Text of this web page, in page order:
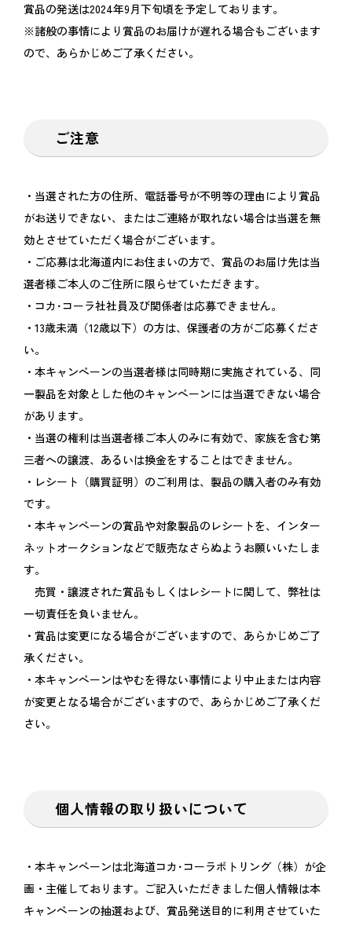
賞品の発送は2024年9月下旬頃を予定しております。
※諸般の事情により賞品のお届けが遅れる場合もございます
ので、あらかじめご了承ください。
ご注意
・当選された方の住所、電話番号が不明等の理由により賞品
がお送りできない、またはご連絡が取れない場合は当選を無
効とさせていただく場合がございます。
・ご応募は北海道内にお住まいの方で、賞品のお届け先は当
選者様ご本人のご住所に限らせていただきます。
・コカ･コーラ社社員及び関係者は応募できません。
・13歳未満（12歳以下）の方は、保護者の方がご応募くださ
い。
・本キャンペーンの当選者様は同時期に実施されている、同
一製品を対象とした他のキャンペーンには当選できない場合
があります。
・当選の権利は当選者様ご本人のみに有効で、家族を含む第
三者への譲渡、あるいは換金をすることはできません。
・レシート（購買証明）のご利用は、製品の購入者のみ有効
です。
・本キャンペーンの賞品や対象製品のレシートを、インター
ネットオークションなどで販売なさらぬようお願いいたしま
す。
売買・譲渡された賞品もしくはレシートに関して、弊社は
一切責任を負いません。
・賞品は変更になる場合がございますので、あらかじめご了
承ください。
・本キャンペーンはやむを得ない事情により中止または内容
が変更となる場合がございますので、あらかじめご了承くだ
さい。
個人情報の取り扱いについて
・本キャンペーンは北海道コカ･コーラボトリング（株）が企
画・主催しております。ご記入いただきました個人情報は本
キャンペーンの抽選および、賞品発送目的に利用させていた